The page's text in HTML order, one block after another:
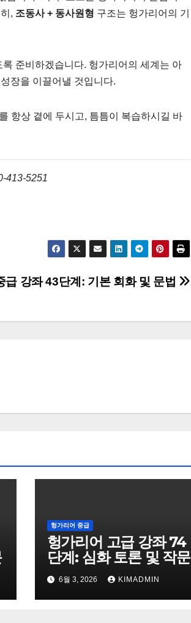
, 조동사 + 동사원형 구조는 헝가리어의 기
준비하겠습니다. 헝가리어의 세계는 아
장을 이끌어낼 것입니다.
를 항상 곁에 두시고, 틈틈이 복습하시길 바
413-5251
급 강좌 43단계: 기본 회화 및 문법
헝가리어 중급
헝가리어 고급 강좌 74
단계: 심화 토론 및 작문
6월 3, 2026 KIMADMIN